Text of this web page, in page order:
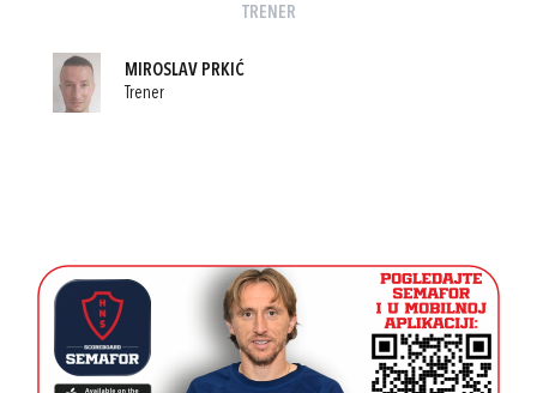
TRENER
MIROSLAV PRKIĆ
Trener